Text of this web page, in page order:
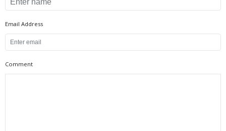
Email Address
Comment